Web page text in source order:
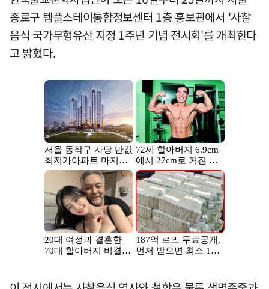
종로구 템플스테이통합정보센터 1층 홍보관에서 '사찰
음식 국가무형유산 지정 1주년 기념 전시회'를 개최한다
고 밝혔다.